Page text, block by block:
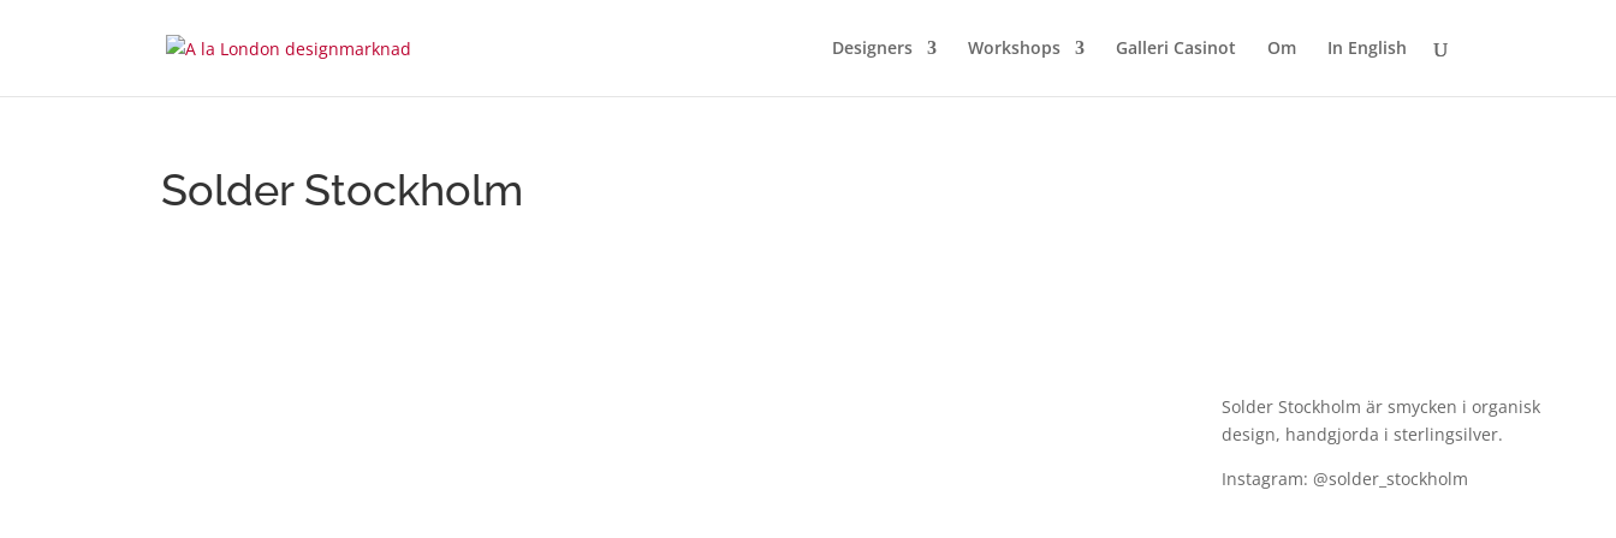
Designers Workshops Galleri Casinot Om In English
Solder Stockholm
Solder Stockholm är smycken i organisk
design, handgjorda i sterlingsilver.
Instagram: @solder_stockholm